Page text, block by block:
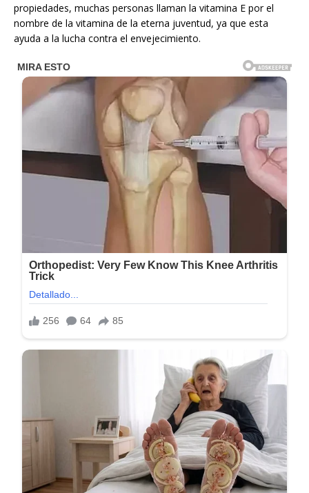
propiedades, muchas personas llaman la vitamina E por el
nombre de la vitamina de la eterna juventud, ya que esta
ayuda a la lucha contra el envejecimiento.